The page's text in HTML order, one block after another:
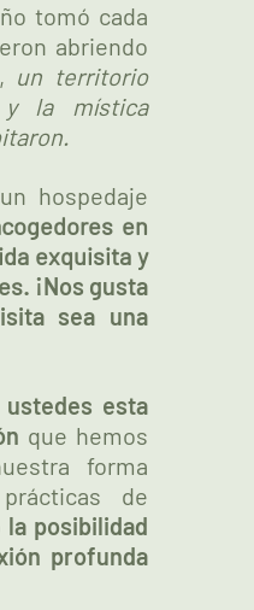
tomó cada
abriendo
un territorio
y la mística
hospedaje
en
exquisita y
¡Nos gusta
sea una
esta
que hemos
forma
de
la posibilidad
profunda